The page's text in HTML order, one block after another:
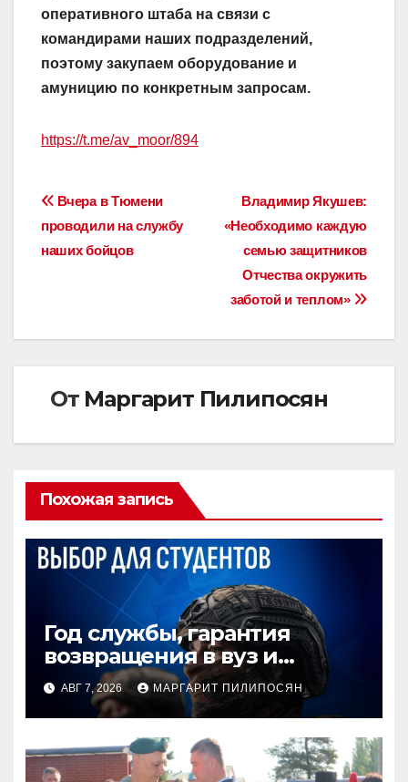
оперативного штаба на связи с
командирами наших подразделений,
поэтому закупаем оборудование и
амуницию по конкретным запросам.
https://t.me/av_moor/894
Навигация
по
Владимир Якушев:
«Необходимо каждую
семью защитников
Отчества окружить
заботой и теплом»
Вчера в Тюмени
проводили на службу
наших бойцов
От Маргарит Пилипосян
Похожая запись
Год службы, гарантия
возвращения в вуз и
защита от переводов в
другие части
АВГ 7, 2026 МАРГАРИТ ПИЛИПОСЯН